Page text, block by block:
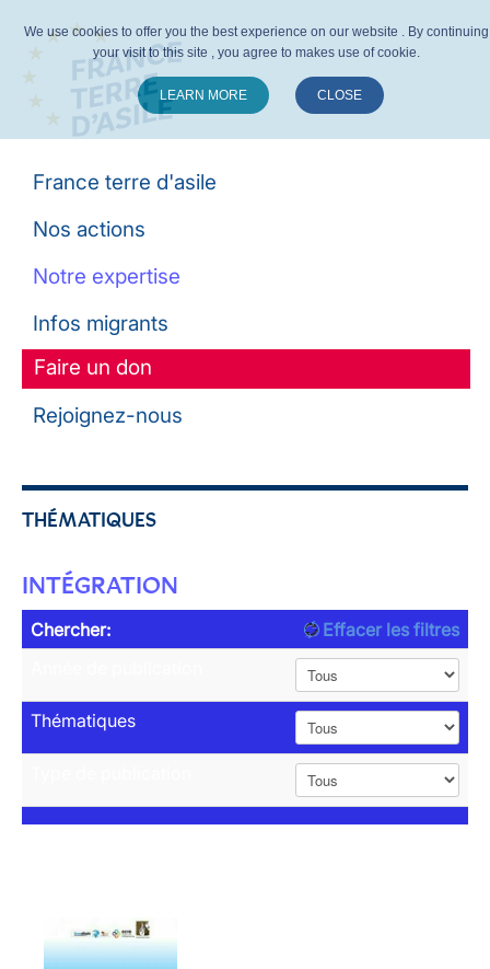
France terre d'asile
Nos actions
Notre expertise
Infos migrants
Faire un don
Rejoignez-nous
THÉMATIQUES
INTÉGRATION
Chercher:
Effacer les filtres
Thématiques
We use cookies to offer you the best experience on our website . By continuing
your visit to this site , you agree to makes use of cookie.
LEARN MORE CLOSE